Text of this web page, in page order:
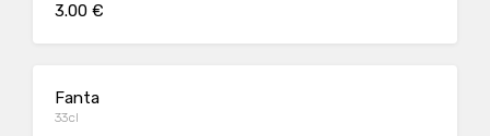
3.00 €
Fanta
33cl